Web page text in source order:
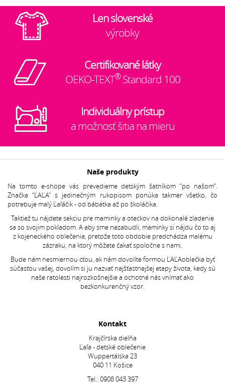
Len slovenské
výrobky
Certifikované látky
OEKO-TEXT®Standard 100
Individuálny prístup
a možnosť šitia na mieru
Naše produkty
Na tomto e-shope vás prevedieme detským šatníkom “po našom”.
Značka “ĽAĽA” s jedinečným rukopisom ponúka takmer všetko, čo
potrebuje malý Ľaľáčik - od bábätka až po školáčika.
Taktiež tu nájdete sekciu pre maminky a oteckov na dokonalé zladenie
sa so svojim pokladom. A aby sme nezabudli, maminky si nájdu čo to aj
z kojeneckého oblečenia, pretože toto obdobie predchádza malému
zázraku, na ktorý môžete čakať spoločne s nami.
Bude nám nesmiernou cťou, ak nám dovolíte formou ĽAĽAoblečka byť
súčasťou vašej, dovolím si ju nazvať najšťastnejšej etapy života, kedy sú
naše ratolesti najrozkošnejšie a ochotné nás vnímať ako
bezkonkurenčný vzor.
Kontakt
Krajčírska dielňa
Ľaľa - detské oblečenie
Wuppertálska 23
040 11 Košice
Tel.: 0908 043 397